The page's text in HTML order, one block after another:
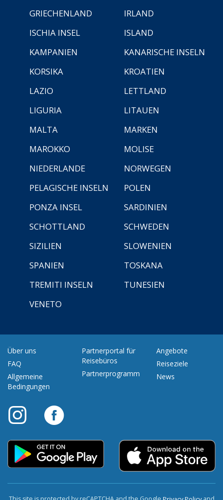
GRIECHENLAND
IRLAND
ISCHIA INSEL
ISLAND
KAMPANIEN
KANARISCHE INSELN
KORSIKA
KROATIEN
LAZIO
LETTLAND
LIGURIA
LITAUEN
MALTA
MARKEN
MAROKKO
MOLISE
NIEDERLANDE
NORWEGEN
PELAGISCHE INSELN
POLEN
PONZA INSEL
SARDINIEN
SCHOTTLAND
SCHWEDEN
SIZILIEN
SLOWENIEN
SPANIEN
TOSKANA
TREMITI INSELN
TUNESIEN
VENETO
Über uns
FAQ
Allgemeine
Bedingungen
Partnerportal für
Reisebüros
Partnerprogramm
Angebote
Reiseziele
News